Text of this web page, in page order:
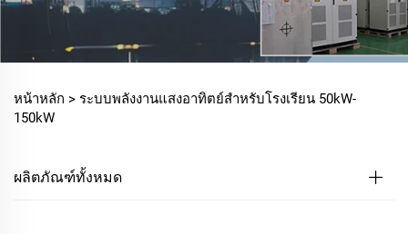
หน้าหลัก > ระบบพลังงานแสงอาทิตย์สำหรับโรงเรียน 50kW-
150kW
ผลิตภัณฑ์ทั้งหมด